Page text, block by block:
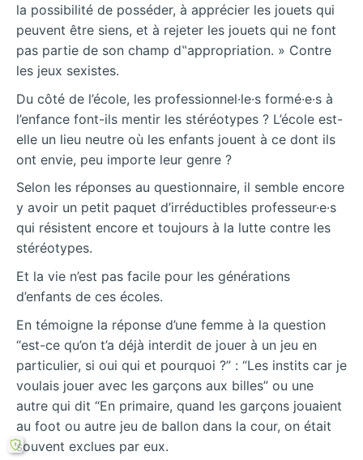
la possibilité de posséder, à apprécier les jouets qui
peuvent être siens, et à rejeter les jouets qui ne font
pas partie de son champ d‟appropriation. » Contre
les jeux sexistes.
Du côté de l’école, les professionnel·le·s formé·e·s à
l’enfance font-ils mentir les stéréotypes ? L’école est-
elle un lieu neutre où les enfants jouent à ce dont ils
ont envie, peu importe leur genre ?
Selon les réponses au questionnaire, il semble encore
y avoir un petit paquet d’irréductibles professeur·e·s
qui résistent encore et toujours à la lutte contre les
stéréotypes.
Et la vie n’est pas facile pour les générations
d’enfants de ces écoles.
En témoigne la réponse d’une femme à la question
“est-ce qu’on t’a déjà interdit de jouer à un jeu en
particulier, si oui qui et pourquoi ?” : “Les instits car je
voulais jouer avec les garçons aux billes” ou une
autre qui dit “En primaire, quand les garçons jouaient
au foot ou autre jeu de ballon dans la cour, on était
souvent exclues par eux.